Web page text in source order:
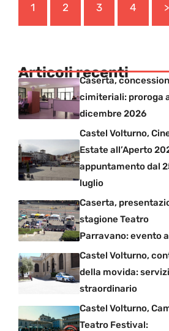
1 2 3 4
Articoli recenti
Caserta,
cimiteriali: proroga
dicembre 2026
Castel Volturno,
Estate all’Aperto
appuntamento dal
luglio
Caserta,
stagione Teatro
Parravano: evento
Castel Volturno,
della movida:
straordinario
Castel Volturno,
Teatro Festival: